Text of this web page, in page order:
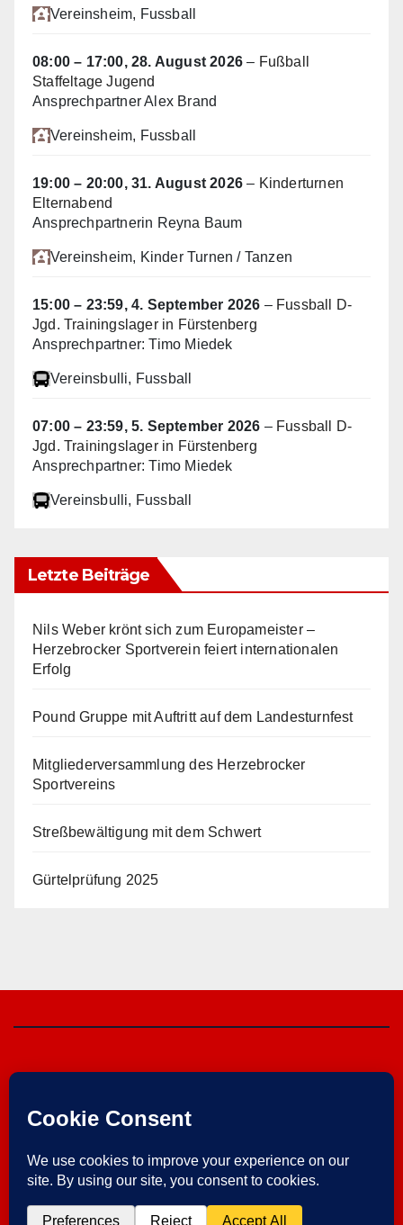
Vereinsheim, Fussball
08:00 – 17:00,28. August 2026 – Fußball
Staffeltage Jugend
Ansprechpartner Alex Brand
Vereinsheim, Fussball
19:00 – 20:00,31. August 2026 – Kinderturnen
Elternabend
Ansprechpartnerin Reyna Baum
Vereinsheim, Kinder Turnen / Tanzen
15:00 – 23:59,4. September 2026 – Fussball D-
Jgd. Trainingslager in Fürstenberg
Ansprechpartner: Timo Miedek
Vereinsbulli, Fussball
07:00 – 23:59,5. September 2026 – Fussball D-
Jgd. Trainingslager in Fürstenberg
Ansprechpartner: Timo Miedek
Vereinsbulli, Fussball
Letzte Beiträge
Nils Weber krönt sich zum Europameister –
Herzebrocker Sportverein feiert internationalen
Erfolg
Pound Gruppe mit Auftritt auf dem Landesturnfest
Mitgliederversammlung des Herzebrocker
Sportvereins
Streßbewältigung mit dem Schwert
Gürtelprüfung 2025
Herzebrocker SV
von 1925 e.V.